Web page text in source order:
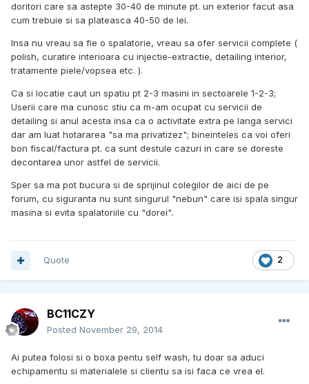
doritori care sa astepte 30-40 de minute pt. un exterior facut asa
cum trebuie si sa plateasca 40-50 de lei.
Insa nu vreau sa fie o spalatorie, vreau sa ofer servicii complete (
polish, curatire interioara cu injectie-extractie, detailing interior,
tratamente piele/vopsea etc. ).
Ca si locatie caut un spatiu pt 2-3 masini in sectoarele 1-2-3;
Userii care ma cunosc stiu ca m-am ocupat cu servicii de
detailing si anul acesta insa ca o activitate extra pe langa servici
dar am luat hotararea "sa ma privatizez"; bineinteles ca voi oferi
bon fiscal/factura pt. ca sunt destule cazuri in care se doreste
decontarea unor astfel de servicii.
Sper sa ma pot bucura si de sprijinul colegilor de aici de pe
forum, cu siguranta nu sunt singurul "nebun" care isi spala singur
masina si evita spalatoriile cu "dorei".
2
Quote
BC11CZY
Posted November 29, 2014
Ai putea folosi si o boxa pentu self wash, tu doar sa aduci
echipamentu si materialele si clientu sa isi faca ce vrea el.